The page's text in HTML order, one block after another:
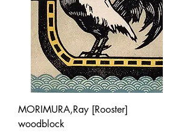
MORIMURA,Ray [Rooster]
woodblock